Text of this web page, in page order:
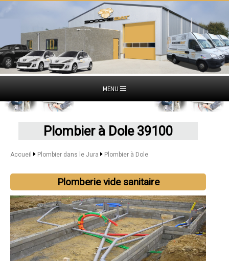
MENU
Plombier à Dole 39100
Accueil Plombier dans le Jura Plombier à Dole
Plomberie vide sanitaire